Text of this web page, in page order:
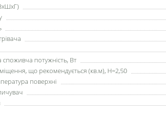
споживча потужність, Вт
що рекомендується (кв.м), H=2,50
поверхні